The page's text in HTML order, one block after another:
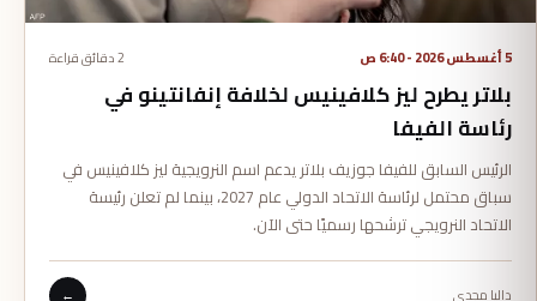
5 أغسطس 2026 - 6:40 ص 2 دقائق قراءة
بلاتر يطرح ليز كلافينيس لخلافة إنفانتينو في
رئاسة الفيفا
الرئيس السابق للفيفا جوزيف بلاتر يدعم اسم النرويجية ليز كلافينيس في
سباق محتمل لرئاسة الاتحاد الدولي عام 2027، بينما لم تعلن رئيسة
الاتحاد النرويجي ترشحها رسميًا حتى الآن.
داليا مجدي ←